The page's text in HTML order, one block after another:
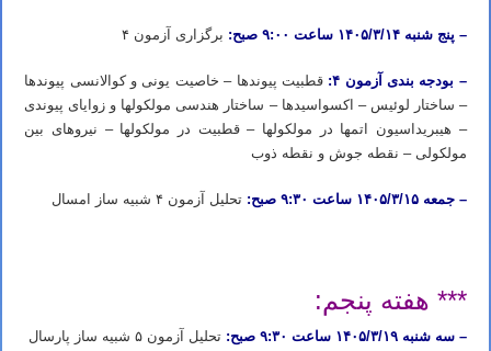
– پنج شنبه ۱۴۰۵/۳/۱۴ ساعت ۹:۰۰ صبح: برگزاری آزمون ۴
– بودجه بندی آزمون ۴:
قطبیت پیوندها – خاصیت یونی و کوالانسی پیوندها
– ساختار لوئیس – اکسواسیدها – ساختار هندسی مولکول­ها و زوایای پیوندی
– هیبریداسیون اتمها در مولکولها – قطبیت در مولکول­ها – نیروهای بین
مولکولی – نقطه جوش و نقطه ذوب
– جمعه ۱۴۰۵/۳/۱۵ ساعت ۹:۳۰ صبح: تحلیل آزمون ۴ شبیه ساز امسال
*** هفته پنجم:
– سه شنبه ۱۴۰۵/۳/۱۹ ساعت ۹:۳۰ صبح: تحلیل آزمون ۵ شبیه ساز پارسال